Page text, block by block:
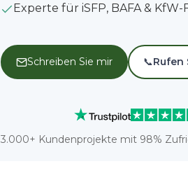
Experte für iSFP, BAFA &
Schreiben Sie mir 📞Rufen
3.000+ Kundenprojekte mit 98%